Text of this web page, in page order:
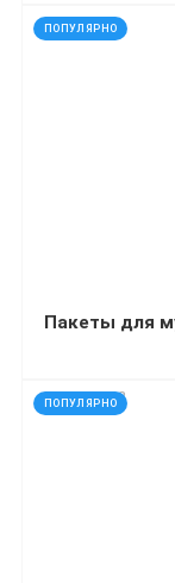
ПОПУЛЯРНО
код: 21642
ПОПУЛЯРНО
код: 927662